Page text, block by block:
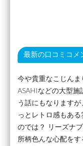
最新の口コミコメ
今や貴重なこじん
ASAHIなどの大型
う話にもなります
っとレトロ感もあ
のでは？ リーズナ
所柄色んな心配を